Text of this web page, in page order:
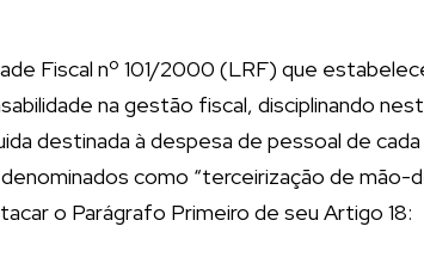
Fiscal nº 101/2000 (LRF) que
na gestão fiscal, disciplinando
destinada à despesa de pessoal de
como “terceirização de mão-
o Parágrafo Primeiro de seu Artigo 18: